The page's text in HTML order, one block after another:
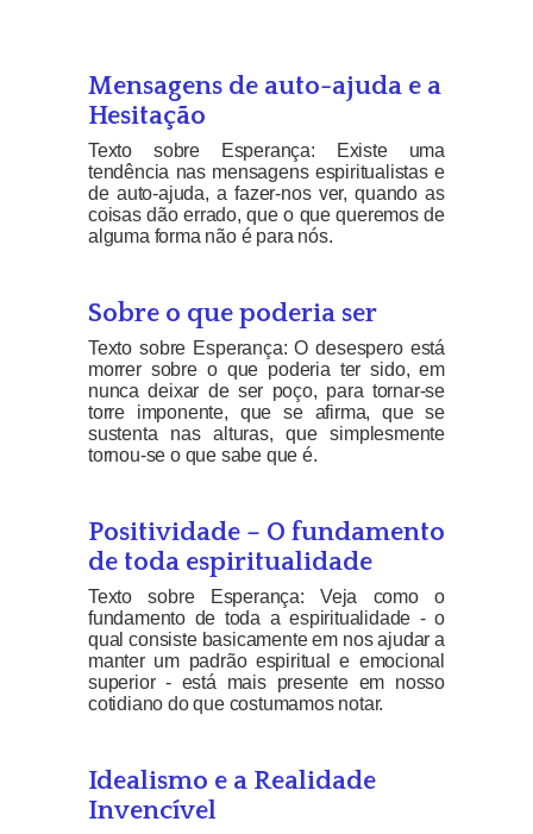
Mensagens de auto-ajuda e a
Hesitação
Texto sobre Esperança: Existe uma
tendência nas mensagens espiritualistas e
de auto-ajuda, a fazer-nos ver, quando as
coisas dão errado, que o que queremos de
alguma forma não é para nós.
Sobre o que poderia ser
Texto sobre Esperança: O desespero está
morrer sobre o que poderia ter sido, em
nunca deixar de ser poço, para tornar-se
torre imponente, que se afirma, que se
sustenta nas alturas, que simplesmente
tornou-se o que sabe que é.
Positividade – O fundamento
de toda espiritualidade
Texto sobre Esperança: Veja como o
fundamento de toda a espiritualidade - o
qual consiste basicamente em nos ajudar a
manter um padrão espiritual e emocional
superior - está mais presente em nosso
cotidiano do que costumamos notar.
Idealismo e a Realidade
Invencível